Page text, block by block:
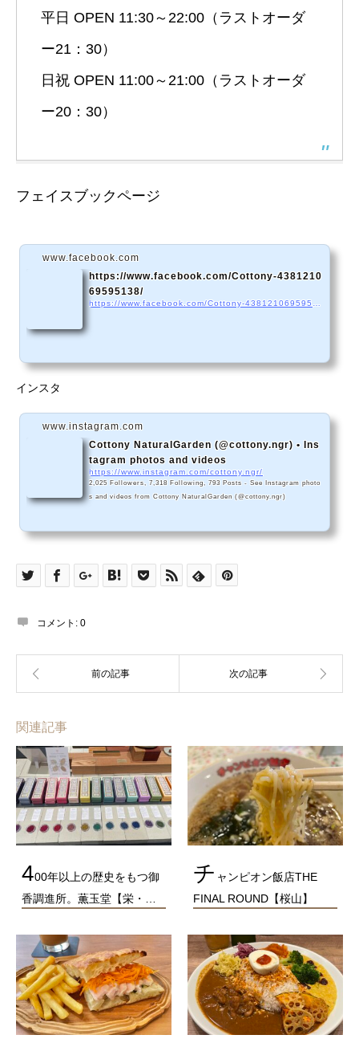
平日 OPEN 11:30～22:00（ラストオーダ
ー21：30）
日祝 OPEN 11:00～21:00（ラストオーダ
ー20：30）
フェイスブックページ
www.facebook.com
https://www.facebook.com/Cottony-4381210
69595138/
https://www.facebook.com/Cottony-438121069595138/
インスタ
www.instagram.com
Cottony NaturalGarden (@cottony.ngr) • Ins
tagram photos and videos
https://www.instagram.com/cottony.ngr/
2,025 Followers, 7,318 Following, 793 Posts - See Instagram photo
s and videos from Cottony NaturalGarden (@cottony.ngr)
コメント: 0
関連記事
400年以上の歴史をもつ御
香調進所。薫玉堂【栄・…
チ ャンピオン飯店THE
FINAL ROUND【桜山】